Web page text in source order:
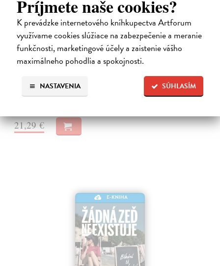
Príjmete naše cookies?
K prevádzke internetového kníhkupectva Artforum
využívame cookies slúžiace na zabezpečenie a meranie
funkčnosti, marketingové účely a zaistenie vášho
maximálneho pohodlia a spokojnosti.
SÚHLASÍM
NASTAVENIA
Sportovní psychologie pro trenéry
Burton Damon| Elektronická kniha
Obdivujeme ocelové nervy, dokonalou koncentraci a bezchybné
tréninkové programy posunuly fyzické hranice sportovců, stále více
trenérů si…
21,29 €
E-KNIHA